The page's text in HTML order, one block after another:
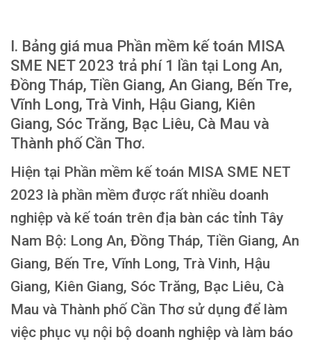
I. Bảng giá mua Phần mềm kế toán MISA
SME NET 2023 trả phí 1 lần tại Long An,
Đồng Tháp, Tiền Giang, An Giang, Bến Tre,
Vĩnh Long, Trà Vinh, Hậu Giang, Kiên
Giang, Sóc Trăng, Bạc Liêu, Cà Mau và
Thành phố Cần Thơ.
Hiện tại Phần mềm kế toán MISA SME NET
2023 là phần mềm được rất nhiều doanh
nghiệp và kế toán trên địa bàn các tỉnh Tây
Nam Bộ: Long An, Đồng Tháp, Tiền Giang, An
Giang, Bến Tre, Vĩnh Long, Trà Vinh, Hậu
Giang, Kiên Giang, Sóc Trăng, Bạc Liêu, Cà
Mau và Thành phố Cần Thơ sử dụng để làm
việc phục vụ nội bộ doanh nghiệp và làm báo